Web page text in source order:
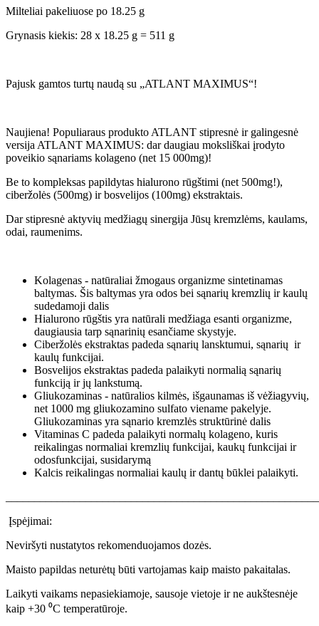
Milteliai pakeliuose po 18.25 g
Grynasis kiekis: 28 x 18.25 g = 511 g
Pajusk gamtos turtų naudą su „ATLANT MAXIMUS“!
Naujiena! Populiaraus produkto ATLANT stipresnė ir galingesnė
versija ATLANT MAXIMUS: dar daugiau moksliškai įrodyto
poveikio sąnariams kolageno (net 15 000mg)!
Be to kompleksas papildytas hialurono rūgštimi (net 500mg!),
ciberžolės (500mg) ir bosvelijos (100mg) ekstraktais.
Dar stipresnė aktyvių medžiagų sinergija Jūsų kremzlėms, kaulams,
odai, raumenims.
Kolagenas - natūraliai žmogaus organizme sintetinamas
baltymas. Šis baltymas yra odos bei sąnarių kremzlių ir kaulų
sudedamoji dalis
Hialurono rūgštis yra natūrali medžiaga esanti organizme,
daugiausia tarp sąnarinių esančiame skystyje.
Ciberžolės ekstraktas padeda sąnarių lansktumui, sąnarių ir
kaulų funkcijai.
Bosvelijos ekstraktas padeda palaikyti normalią sąnarių
funkciją ir jų lankstumą.
Gliukozaminas - natūralios kilmės, išgaunamas iš vėžiagyvių,
net 1000 mg gliukozamino sulfato viename pakelyje.
Gliukozaminas yra sąnario kremzlės struktūrinė dalis
Vitaminas C padeda palaikyti normalų kolageno, kuris
reikalingas normaliai kremzlių funkcijai, kaukų funkcijai ir
odosfunkcijai, susidarymą
Kalcis reikalingas normaliai kaulų ir dantų būklei palaikyti.
Įspėjimai:
Neviršyti nustatytos rekomenduojamos dozės.
Maisto papildas neturėtų būti vartojamas kaip maisto pakaitalas.
Laikyti vaikams nepasiekiamoje, sausoje vietoje ir ne aukštesnėje
kaip +30 ⁰C temperatūroje.